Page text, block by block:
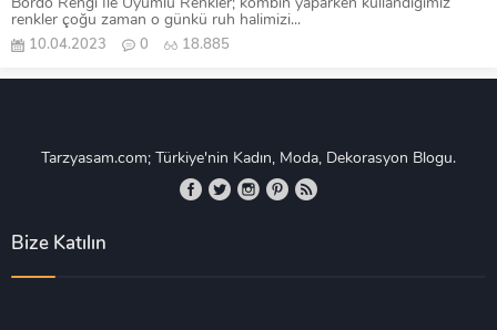
Bordo Rengi İle Uyumlu Renkler; kombin yaparken kullandığımız
renkler çoğu zaman o günkü ruh halimizi...
10.04.2023 0 18.885
Tarzyasam.com; Türkiye'nin Kadın, Moda, Dekorasyon Blogu.
Bize Katılın